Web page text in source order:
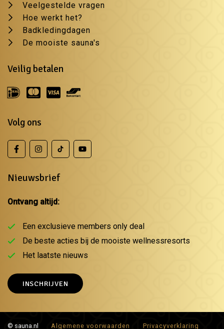
Veelgestelde vragen
Hoe werkt het?
Badkledingdagen
De mooiste sauna's
Veilig betalen
Volg ons
Nieuwsbrief
Ontvang altijd:
Een exclusieve members only deal
De beste acties bij de mooiste wellnessresorts
Het laatste nieuws
INSCHRIJVEN
© sauna.nl Algemene voorwaarden Privacyverklaring